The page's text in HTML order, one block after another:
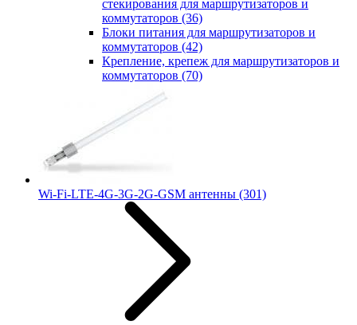
стекирования для маршрутизаторов и
коммутаторов (36)
Блоки питания для маршрутизаторов и
коммутаторов (42)
Крепление, крепеж для маршрутизаторов и
коммутаторов (70)
Wi-Fi-LTE-4G-3G-2G-GSM антенны (301)